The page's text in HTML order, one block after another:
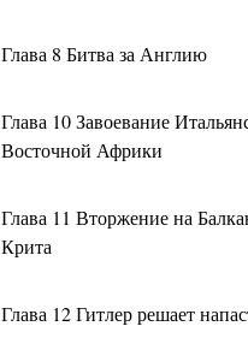
Глава 8 Битва за Англию
Глава 10 Завоевание
Восточной Африки
Глава 11 Вторжение на
Крита
Глава 12 Гитлер решает